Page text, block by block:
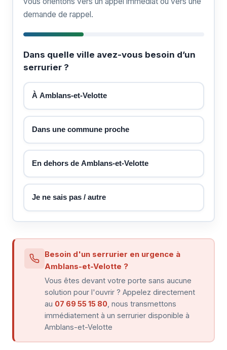
demande de rappel.
Dans quelle ville avez-vous besoin d’un
serrurier ?
À Amblans-et-Velotte
Dans une commune proche
En dehors de Amblans-et-Velotte
Je ne sais pas / autre
Besoin d'un serrurier en urgence à
Amblans-et-Velotte ?
Vous êtes devant votre porte sans aucune
solution pour l'ouvrir ? Appelez directement
au 07 69 55 15 80 , nous transmettons
immédiatement à un serrurier disponible à
Amblans-et-Velotte